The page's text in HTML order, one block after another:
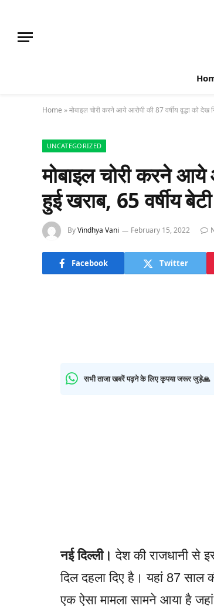
Home »मोबाइल चोरी करने आये आरोपी की 87 वर्षीय वृद्धा को
UNCATEGORIZED
मोबाइल चोरी करने आये
हुई खराब, 65 वर्षीय
ByVindhya Vani February 15, 2022
Facebook Twitter
सभी ताजा खबरें पढ़ने के लिए कृपया जरूर जुड़े🙏
नई दिल्ली। देश की राजधानी से
दिल दहला दिए है। यहां 87 साल
एक ऐसा मामला सामने आया है